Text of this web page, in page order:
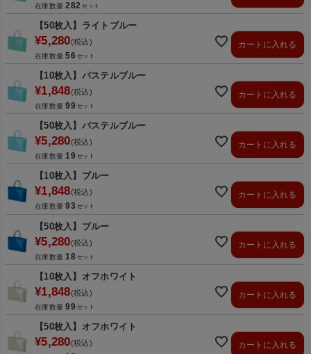
在庫数量 282
【50枚入】ライトブルー
¥5,280 税込
在庫数量 56
カートに入れる
【10枚入】パステルブルー
¥1,848 税込
在庫数量 99
カートに入れる
【50枚入】パステルブルー
¥5,280 税込
在庫数量 19
カートに入れる
【10枚入】ブルー
¥1,848 税込
在庫数量 93
カートに入れる
【50枚入】ブルー
¥5,280 税込
在庫数量 18
カートに入れる
【10枚入】オフホワイト
¥1,848 税込
在庫数量 99
カートに入れる
【50枚入】オフホワイト
¥5,280 税込 カートに入れる